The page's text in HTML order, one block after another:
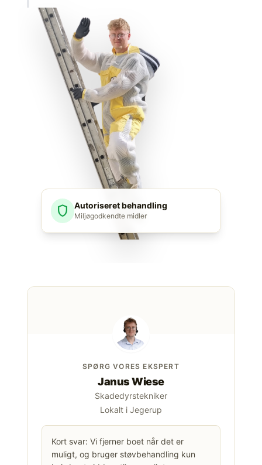
shield Autoriseret behandling
Miljøgodkendte midler
SPØRG VORES EKSPERT
Janus Wiese
Skadedyrstekniker
Lokalt i Jegerup
Kort svar: Vi fjerner boet når det er
muligt, og bruger støvbehandling kun